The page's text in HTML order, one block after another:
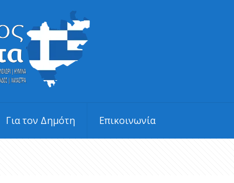
Για τον Δημότη Επικοινωνία